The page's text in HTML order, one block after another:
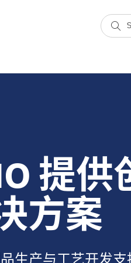
提供
方案
生产与工艺开发支